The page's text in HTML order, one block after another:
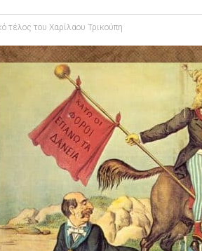
τέλος του Χαρίλαου Τρικούπη